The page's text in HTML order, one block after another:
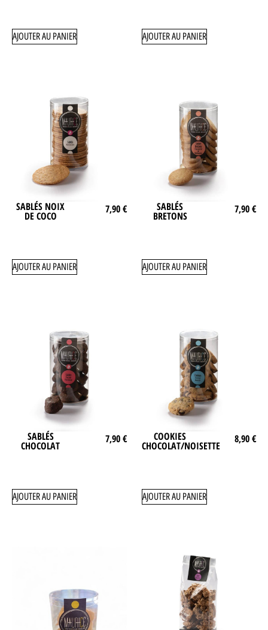
AJOUTER AU PANIER AJOUTER AU PANIER
SABLÉS NOIX
DE COCO
7,90€
AJOUTER AU PANIER
SABLÉS
BRETONS
7,90€
AJOUTER AU PANIER
SABLÉS
CHOCOLAT
7,90€
AJOUTER AU PANIER
COOKIES
CHOCOLAT/NOISETTE
8,90€
AJOUTER AU PANIER